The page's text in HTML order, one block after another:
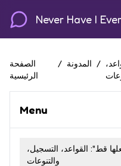
Never Have I Ever
الصفحة
الرئيسية
/ المدونة /
Menu
قط": القواعد، التسجيل،
والتنوعات